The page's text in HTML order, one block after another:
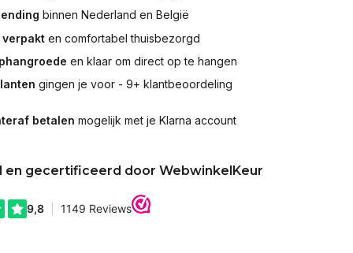
binnen Nederland en België
en comfortabel thuisbezorgd
en klaar om direct op te hangen
gingen je voor - 9+ klantbeoordeling
betalen mogelijk met je Klarna account
en gecertificeerd door WebwinkelKeur